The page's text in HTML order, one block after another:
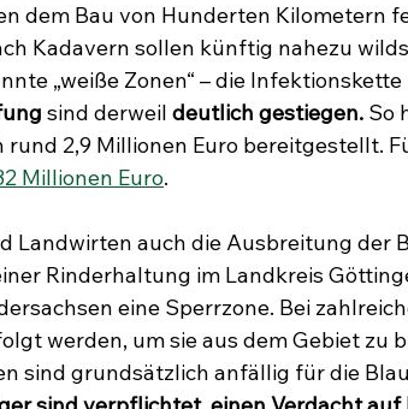
dem Bau von Hunderten Kilometern
Kadavern sollen künftig nahezu
„weiße Zonen“ – die
sind derweil deutlich gestiegen. So
2,9 Millionen Euro bereitgestellt.
Millionen Euro.
Landwirten auch die Ausbreitung der
Rinderhaltung im Landkreis
eine Sperrzone. Bei
werden, um sie aus dem Gebiet zu
sind grundsätzlich anfällig für die